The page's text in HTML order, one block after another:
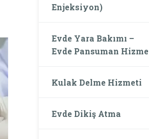
Enjeksiyon)
Evde Yara Bakımı –
Evde Pansuman
Kulak Delme Hizmeti
Evde Dikiş Atma